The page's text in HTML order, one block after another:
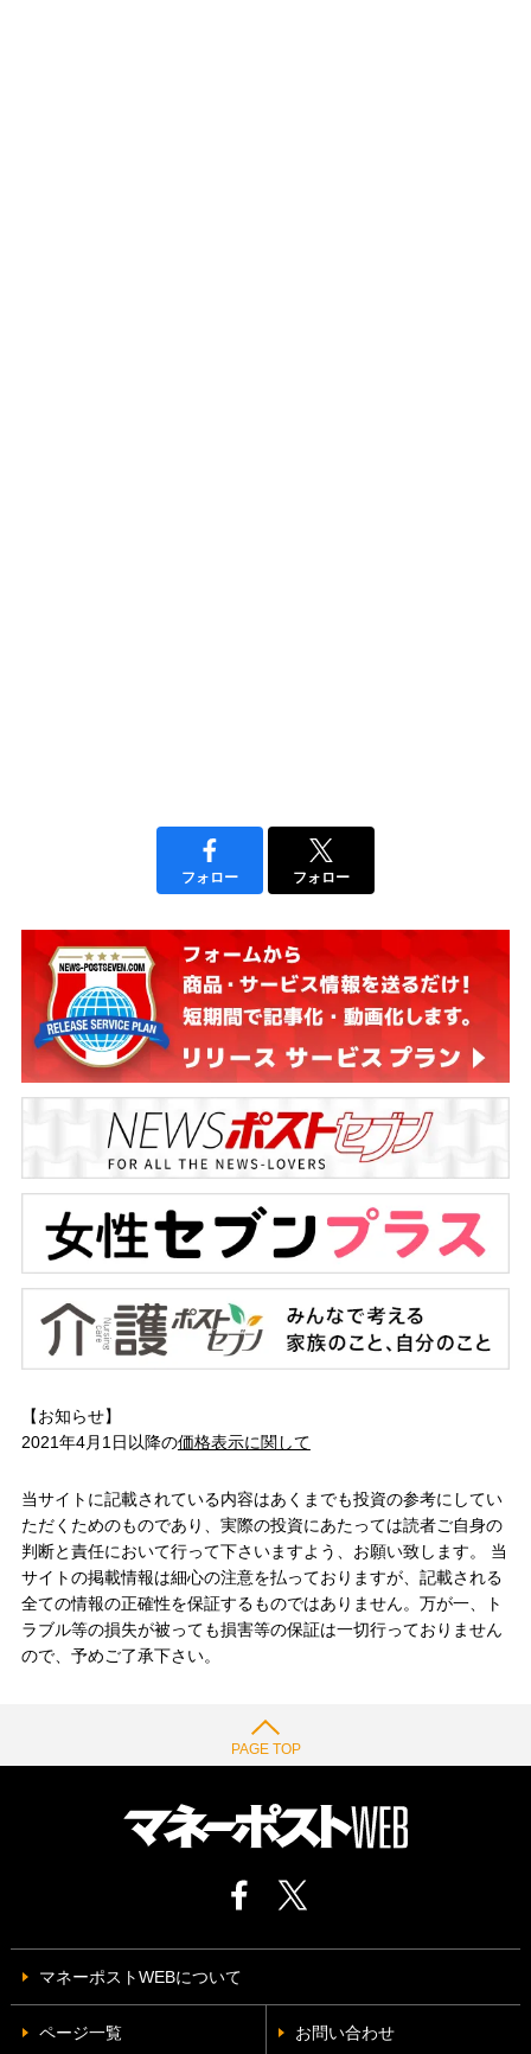
フォロー フォロー
【お知らせ】
2021年4月1日以降の価格表示に関して
当サイトに記載されている内容はあくまでも投資の参考にしてい
ただくためのものであり、実際の投資にあたっては読者ご自身の
判断と責任において行って下さいますよう、お願い致します。 当
サイトの掲載情報は細心の注意を払っておりますが、記載される
全ての情報の正確性を保証するものではありません。万が一、ト
ラブル等の損失が被っても損害等の保証は一切行っておりません
ので、予めご了承下さい。
PAGE TOP
マネーポストWEBについて
ページ一覧 お問い合わせ